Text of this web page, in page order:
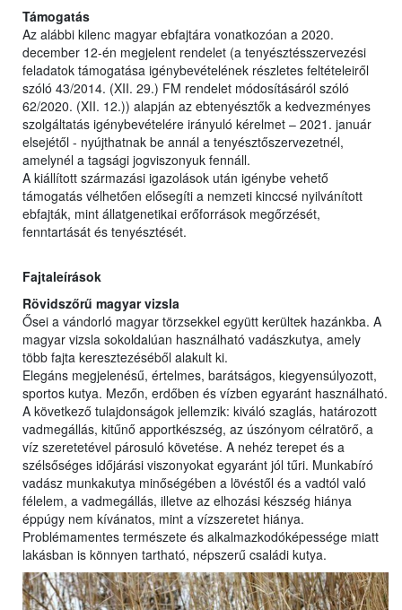
Támogatás
Az alábbi kilenc magyar ebfajtára vonatkozóan a 2020.
december 12-én megjelent rendelet (a tenyésztésszervezési
feladatok támogatása igénybevételének részletes feltételeiről
szóló 43/2014. (XII. 29.) FM rendelet módosításáról szóló
62/2020. (XII. 12.)) alapján az ebtenyésztők a kedvezményes
szolgáltatás igénybevételére irányuló kérelmet – 2021. január
elsejétől - nyújthatnak be annál a tenyésztőszervezetnél,
amelynél a tagsági jogviszonyuk fennáll.
A kiállított származási igazolások után igénybe vehető
támogatás vélhetően elősegíti a nemzeti kinccsé nyilvánított
ebfajták, mint állatgenetikai erőforrások megőrzését,
fenntartását és tenyésztését.
Fajtaleírások
Rövidszőrű magyar vizsla
Ősei a vándorló magyar törzsekkel együtt kerültek hazánkba. A
magyar vizsla sokoldalúan használható vadászkutya, amely
több fajta keresztezéséből alakult ki.
Elegáns megjelenésű, értelmes, barátságos, kiegyensúlyozott,
sportos kutya. Mezőn, erdőben és vízben egyaránt használható.
A következő tulajdonságok jellemzik: kiváló szaglás, határozott
vadmegállás, kitűnő apportkészség, az úszónyom célratörő, a
víz szeretetével párosuló követése. A nehéz terepet és a
szélsőséges időjárási viszonyokat egyaránt jól tűri. Munkabíró
vadász munkakutya minőségében a lövéstől és a vadtól való
félelem, a vadmegállás, illetve az elhozási készség hiánya
éppúgy nem kívánatos, mint a vízszeretet hiánya.
Problémamentes természete és alkalmazkodóképessége miatt
lakásban is könnyen tartható, népszerű családi kutya.